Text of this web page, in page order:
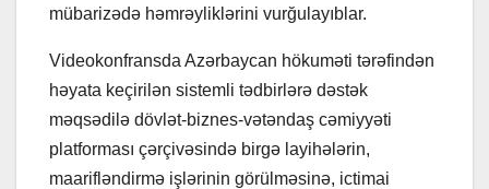
mübarizədə həmrəyliklərini vurğulayıblar.
Videokonfransda Azərbaycan hökuməti tərəfindən
həyata keçirilən sistemli tədbirlərə dəstək
məqsədilə dövlət-biznes-vətəndaş cəmiyyəti
platforması çərçivəsində birgə layihələrin,
maarifləndirmə işlərinin görülməsinə, ictimai